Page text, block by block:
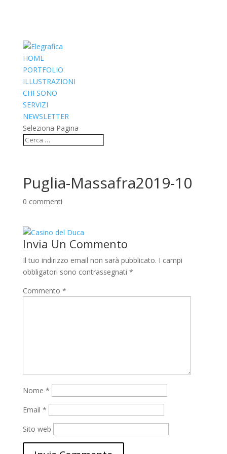
HOME
PORTFOLIO
ILLUSTRAZIONI
CHI SONO
SERVIZI
NEWSLETTER
Seleziona Pagina
Puglia-Massafra2019-10
0 commenti
Invia Un Commento
Il tuo indirizzo email non sarà pubblicato. I campi
obbligatori sono contrassegnati *
Commento *
Nome *
Email *
Sito web